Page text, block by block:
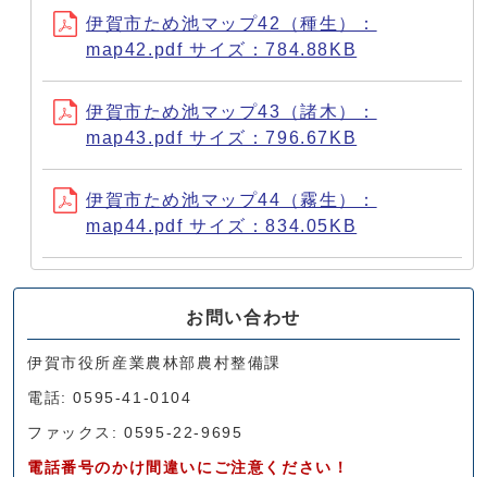
伊賀市ため池マップ42（種生）：
map42.pdf サイズ：784.88KB
伊賀市ため池マップ43（諸木）：
map43.pdf サイズ：796.67KB
伊賀市ため池マップ44（霧生）：
map44.pdf サイズ：834.05KB
お問い合わせ
伊賀市役所産業農林部農村整備課
電話: 0595-41-0104
ファックス: 0595-22-9695
電話番号のかけ間違いにご注意ください！